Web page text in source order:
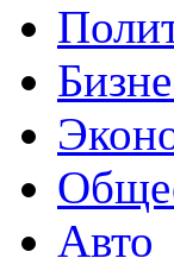
Авто